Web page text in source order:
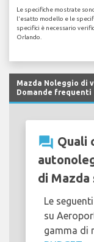
Le specifiche mostrate
l'esatto modello e le
specifici è necessario
Orlando.
Mazda Noleggio di
Domande frequenti
question_answer Quali
di Mazda
Le
su
gamma di